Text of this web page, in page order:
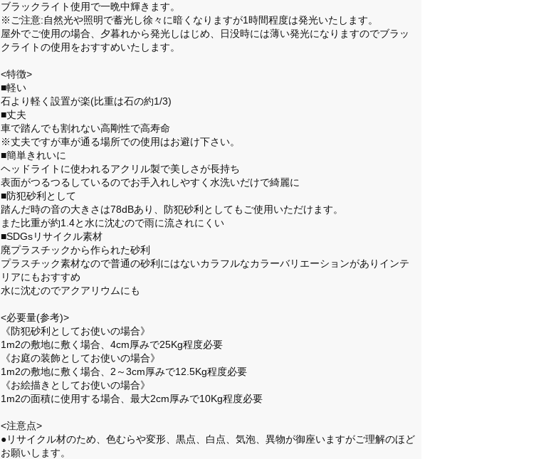
ブラックライト使用で一晩中輝きます。
※ご注意:自然光や照明で蓄光し徐々に暗くなりますが1時間程度は発光いたします。
屋外でご使用の場合、夕暮れから発光しはじめ、日没時には薄い発光になりますのでブラッ
クライトの使用をおすすめいたします。
<特徴>
■軽い
石より軽く設置が楽(比重は石の約1/3)
■丈夫
車で踏んでも割れない高剛性で高寿命
※丈夫ですが車が通る場所での使用はお避け下さい。
■簡単きれいに
ヘッドライトに使われるアクリル製で美しさが長持ち
表面がつるつるしているのでお手入れしやすく水洗いだけで綺麗に
■防犯砂利として
踏んだ時の音の大きさは78dBあり、防犯砂利としてもご使用いただけます。
また比重が約1.4と水に沈むので雨に流されにくい
■SDGsリサイクル素材
廃プラスチックから作られた砂利
プラスチック素材なので普通の砂利にはないカラフルなカラーバリエーションがありインテ
リアにもおすすめ
水に沈むのでアクアリウムにも
<必要量(参考)>
《防犯砂利としてお使いの場合》
1m2の敷地に敷く場合、4cm厚みで25Kg程度必要
《お庭の装飾としてお使いの場合》
1m2の敷地に敷く場合、2～3cm厚みで12.5Kg程度必要
《お絵描きとしてお使いの場合》
1m2の面積に使用する場合、最大2cm厚みで10Kg程度必要
<注意点>
●リサイクル材のため、色むらや変形、黒点、白点、気泡、異物が御座いますがご理解のほど
お願いします。